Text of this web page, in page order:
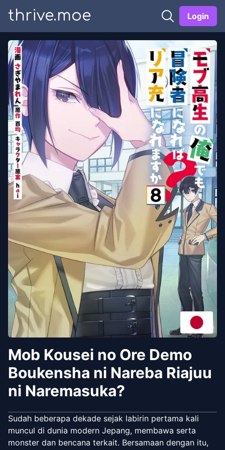
thrive.moe Login
Mob Kousei no Ore Demo
Boukensha ni Nareba Riajuu
ni Naremasuka?
Sudah beberapa dekade sejak labirin pertama kali
muncul di dunia modern Jepang, membawa serta
monster dan bencana terkait. Bersamaan dengan itu,